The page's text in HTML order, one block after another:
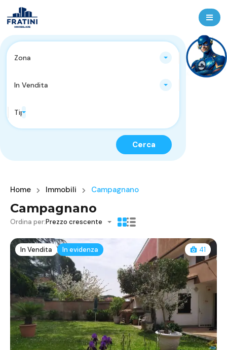
Zona
In Vendita
Tipologie Immobili
Cerca
Home Immobili Campagnano
Campagnano
Ordina per:Prezzo crescente
In Vendita In evidenza 41